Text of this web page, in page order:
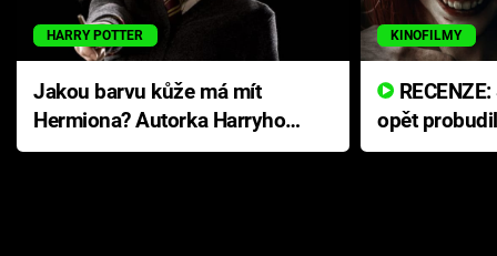
HARRY POTTER
Jakou barvu kůže má mít
Hermiona? Autorka Harryho
Pottera přišla s ráznou
KINOFILMY
opět
přichází s